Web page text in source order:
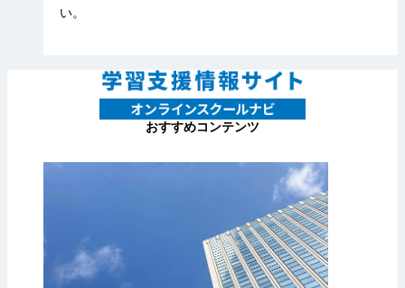
い。
おすすめコンテンツ